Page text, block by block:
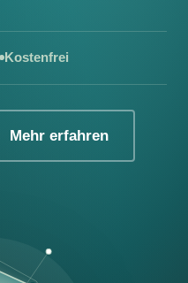
Kostenfrei
Mehr erfahren